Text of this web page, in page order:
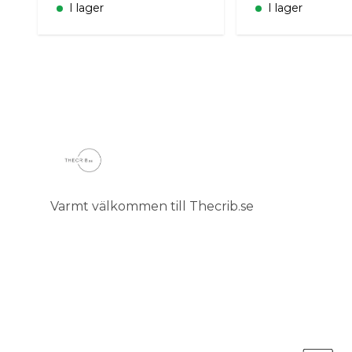
I lager I lager
Varmt välkommen till Thecrib.se